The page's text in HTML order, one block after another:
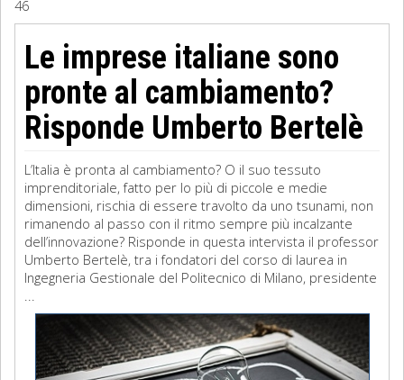
Filosofia
Storia
Diritto
46
Le imprese italiane sono
pronte al cambiamento?
Risponde Umberto Bertelè
L’Italia è pronta al cambiamento? O il suo tessuto
imprenditoriale, fatto per lo più di piccole e medie
dimensioni, rischia di essere travolto da uno tsunami, non
rimanendo al passo con il ritmo sempre più incalzante
dell’innovazione? Risponde in questa intervista il professor
Umberto Bertelè, tra i fondatori del corso di laurea in
Ingegneria Gestionale del Politecnico di Milano, presidente
...